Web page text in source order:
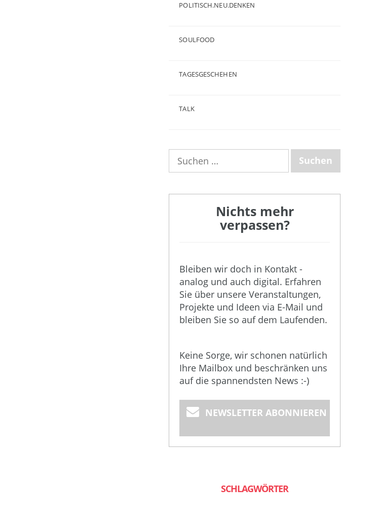
POLITISCH.NEU.DENKEN
SOULFOOD
TAGESGESCHEHEN
TALK
nach:
Nichts mehr
verpassen?
Bleiben wir doch in Kontakt -
analog und auch digital. Erfahren
Sie über unsere Veranstaltungen,
Projekte und Ideen via E-Mail und
bleiben Sie so auf dem Laufenden.
Keine Sorge, wir schonen natürlich
Ihre Mailbox und beschränken uns
auf die spannendsten News :-)
NEWSLETTER ABONNIEREN
SCHLAGWÖRTER